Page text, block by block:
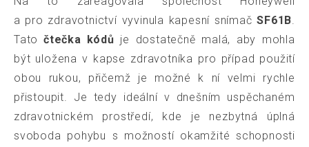
a pro zdravotnictví vyvinula kapesní snímačSF61B
Tato čtečka kódů je dostatečně malá, aby mohla
být uložena v kapse zdravotníka pro případ použití
obou rukou, přičemž je možné k ní velmi rychle
přistoupit. Je tedy ideální v dnešním uspěchaném
zdravotnickém prostředí, kde je nezbytná úplná
svoboda pohybu s možností okamžité schopnosti